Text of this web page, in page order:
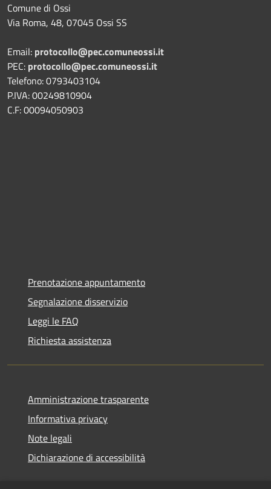
Comune di Ossi
Via Roma, 48, 07045 Ossi SS
Email: protocollo@pec.comuneossi.it
PEC: protocollo@pec.comuneossi.it
Telefono: 0793403104
P.IVA: 00249810904
C.F: 00094050903
Prenotazione appuntamento
Segnalazione disservizio
Leggi le FAQ
Richiesta assistenza
Amministrazione trasparente
Informativa privacy
Note legali
Dichiarazione di accessibilità